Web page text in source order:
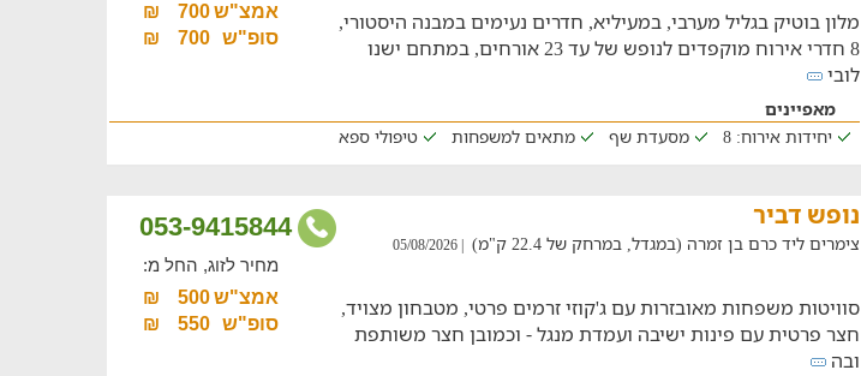
מלון בוטיק בגליל מערבי, במעיליא, חדרים נעימים במבנה היסטורי,
8 חדרי אירוח מוקפדים לנופש של עד 23 אורחים, במתחם ישנו
לובי
אמצ"ש700
₪
סופ"ש
700
₪
מאפיינים
יחידות אירוח: 8
מסעדת שף מתאים למשפחות טיפולי ספא
053-9415844 נופש דביר
צימרים ליד כרם בן זמרה (במגדל, במרחק של 22.4 ק"מ) | 05/08/2026
סוויטות משפחות מאובזרות עם ג'קוזי זרמים פרטי, מטבחון מצויד,
חצר פרטית עם פינות ישיבה ועמדת מנגל - וכמובן חצר משותפת
ובה
מחיר לזוג, החל מ:
אמצ"ש500
₪
סופ"ש
550
₪